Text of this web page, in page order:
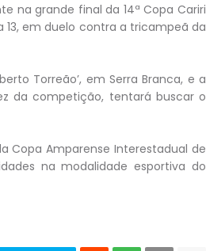
na grande final da 14ª Copa Cariri
13, em duelo contra a tricampeã da
Torreão’, em Serra Branca, e a
da competição, tentará buscar o
Copa Amparense Interestadual de
na modalidade esportiva do